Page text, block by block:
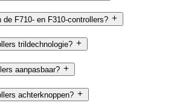
F710- en F310-controllers?
trildechnologie?
aanpasbaar?
achterknoppen?